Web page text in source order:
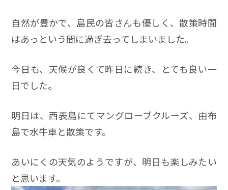
自然が豊かで、島民の皆さんも優しく、散策時間
はあっという間に過ぎ去ってしまいました。
今日も、天候が良くて昨日に続き、とても良い一
日でした。
明日は、西表島にてマングローブクルーズ、由布
島で水牛車と散策です。
あいにくの天気のようですが、明日も楽しみたい
と思います。